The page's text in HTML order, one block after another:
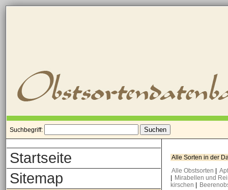
Suchbegriff:
Startseite
Sitemap
Alle Sorten in der
Alle Obstsorten
Mirabellen und
kirschen